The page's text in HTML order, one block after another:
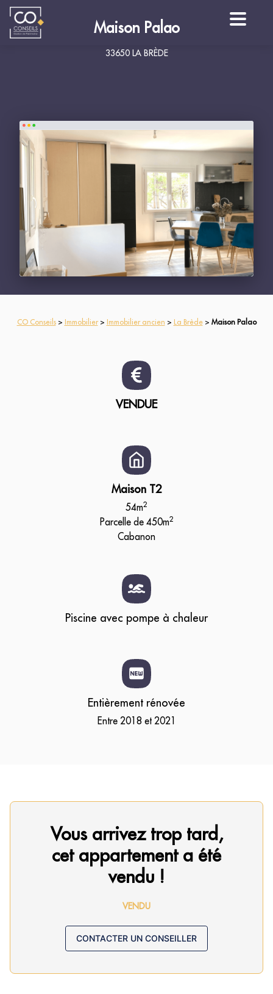
Maison Palao
33650 LA BRÈDE
CO Conseils> Immobilier> Immobilier ancien > La Brède> Maison Palao
VENDUE
Maison T2
54m2
Parcelle de 450m2
Cabanon
Piscine avec pompe à chaleur
Entièrement rénovée
Entre 2018 et 2021
Vous arrivez trop tard,
cet appartement a été
vendu !
VENDU
CONTACTER UN CONSEILLER